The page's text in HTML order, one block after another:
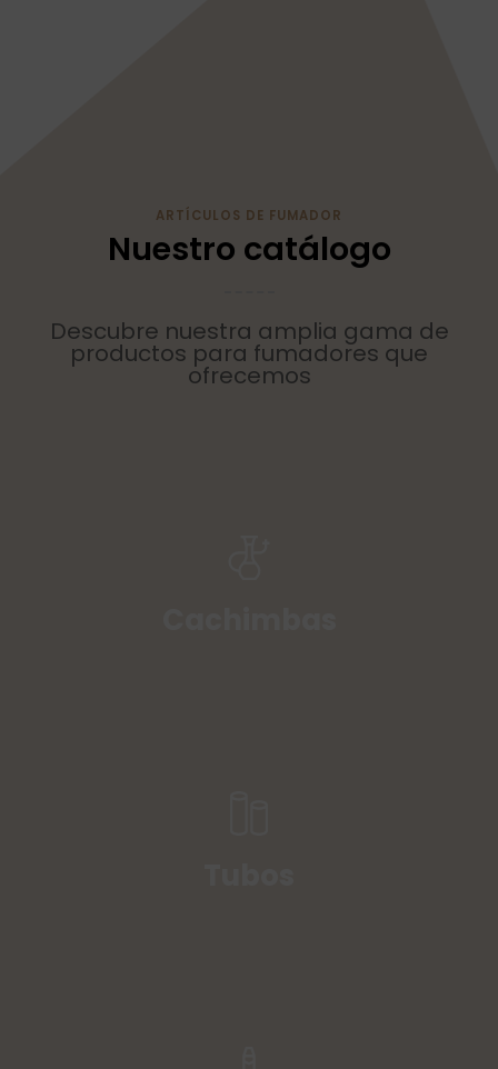
ARTÍCULOS DE FUMADOR
Nuestro catálogo
Descubre nuestra amplia gama de
productos para fumadores que
ofrecemos